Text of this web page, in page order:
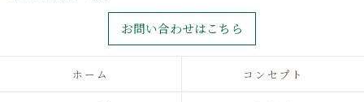
お問い合わせはこちら
ホーム コンセプト